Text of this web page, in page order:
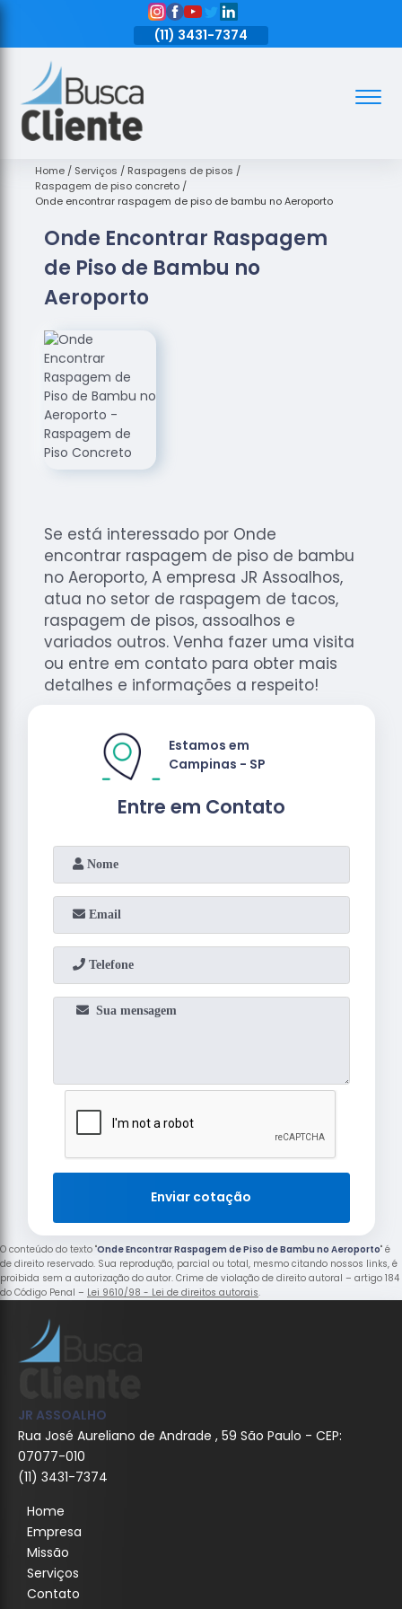
(11) 3431-7374
Assoalhos
de Madeira
Decks de
Empresas
de
de Madeira
Loja de
Assoalhos
Raspagem
Assoalhos
Raspagem
de Tacos
de
Madeiras
Raspagens
de Pisos
Tacos de
Madeiras
Home Serviços
Raspagens de pisos
Raspagem de piso concreto
Onde encontrar raspagem de piso de bambu no Aeroporto
Onde Encontrar Raspagem
de Piso de Bambu no
Aeroporto
Se está interessado por Onde
encontrar raspagem de piso de bambu
no Aeroporto, A empresa JR Assoalhos,
atua no setor de raspagem de tacos,
raspagem de pisos, assoalhos e
variados outros. Venha fazer uma visita
ou entre em contato para obter mais
detalhes e informações a respeito!
Entre em Contato
Estamos em
Campinas - SP
Enviar cotação
O conteúdo do texto "Onde Encontrar Raspagem de Piso de Bambu no Aeroporto" é
de direito reservado. Sua reprodução, parcial ou total, mesmo citando nossos links, é
proibida sem a autorização do autor. Crime de violação de direito autoral – artigo 184
do Código Penal – Lei 9610/98 - Lei de direitos autorais.
JR ASSOALHO
Rua José Aureliano de Andrade , 59 São Paulo - CEP:
07077-010
(11) 3431-7374
Home
Empresa
Missão
Serviços
Contato